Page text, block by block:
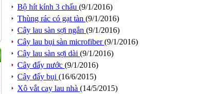
Bộ hít kính 3 chấu (9/1/2016)
Thùng rác có gạt tàn (9/1/2016)
Cây lau sàn sợi ngắn (9/1/2016)
Cây lau bụi sàn microfiber(9/1/2016)
Cây lau sàn sợi dài (9/1/2016)
Cây đẩy nước (9/1/2016)
Cây đẩy bụi (16/6/2015)
Xô vắt cay lau nhà (14/5/2015)